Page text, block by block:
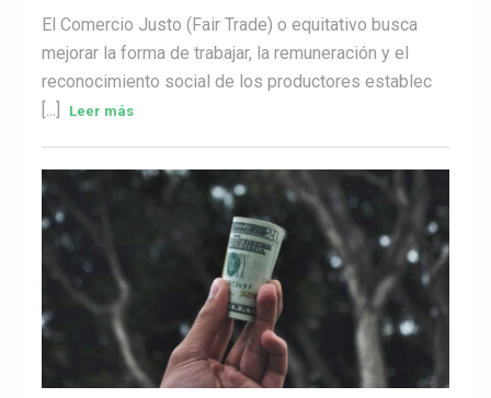
El Comercio Justo (Fair Trade) o equitativo busca
mejorar la forma de trabajar, la remuneración y el
reconocimiento social de los productores establec
[...]
Leer más